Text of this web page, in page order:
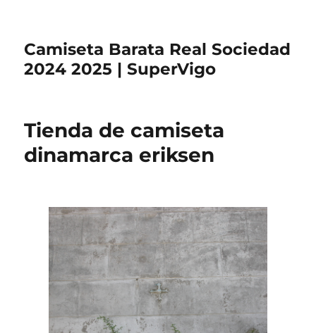
Camiseta Barata Real Sociedad
2024 2025 | SuperVigo
Tienda de camiseta
dinamarca eriksen